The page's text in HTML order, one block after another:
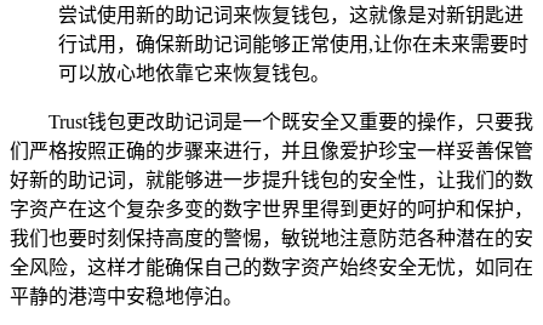
尝试使用新的助记词来恢复钱包，这就像是对新钥匙进
行试用，确保新助记词能够正常使用,让你在未来需要时
可以放心地依靠它来恢复钱包。
Trust钱包更改助记词是一个既安全又重要的操作，只要我
们严格按照正确的步骤来进行，并且像爱护珍宝一样妥善保管
好新的助记词，就能够进一步提升钱包的安全性，让我们的数
字资产在这个复杂多变的数字世界里得到更好的呵护和保护，
我们也要时刻保持高度的警惕，敏锐地注意防范各种潜在的安
全风险，这样才能确保自己的数字资产始终安全无忧，如同在
平静的港湾中安稳地停泊。